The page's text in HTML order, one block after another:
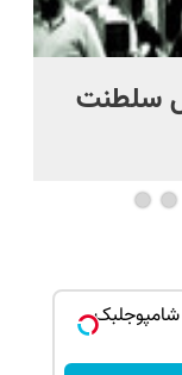
سلطنت